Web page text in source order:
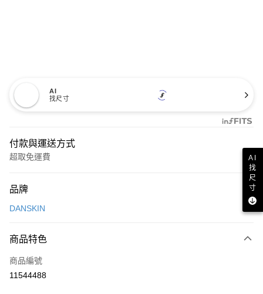
AI
找尺寸
付款與運送方式
超取免運費
信用卡一次付款
LINE Pay
Apple Pay
品牌
DANSKIN
商品特色
商品編號
11544488
AI
找
尺
寸